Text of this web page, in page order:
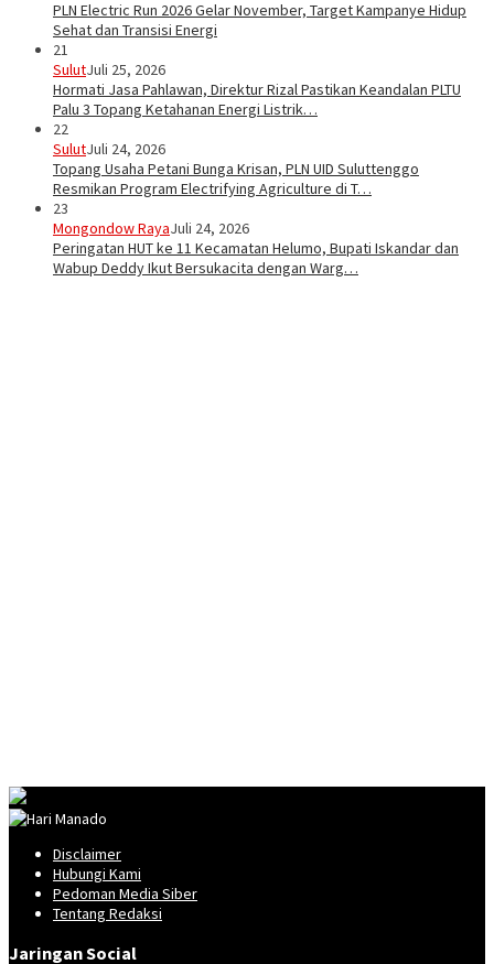
PLN Electric Run 2026 Gelar November, Target Kampanye Hidup
Sehat dan Transisi Energi
21
SulutJuli 25, 2026
Hormati Jasa Pahlawan, Direktur Rizal Pastikan Keandalan PLTU
Palu 3 Topang Ketahanan Energi Listrik…
22
SulutJuli 24, 2026
Topang Usaha Petani Bunga Krisan, PLN UID Suluttenggo
Resmikan Program Electrifying Agriculture di T…
23
Mongondow RayaJuli 24, 2026
Peringatan HUT ke 11 Kecamatan Helumo, Bupati Iskandar dan
Wabup Deddy Ikut Bersukacita dengan Warg…
Disclaimer
Hubungi Kami
Pedoman Media Siber
Tentang Redaksi
Jaringan Social